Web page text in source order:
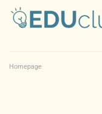
Homepage